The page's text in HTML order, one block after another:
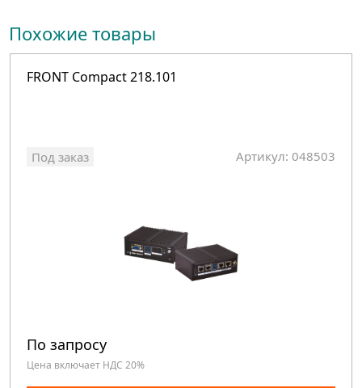
Похожие товары
FRONT Compact 218.101
Под заказ Артикул: 048503
По запросу
Цена включает НДС 20%